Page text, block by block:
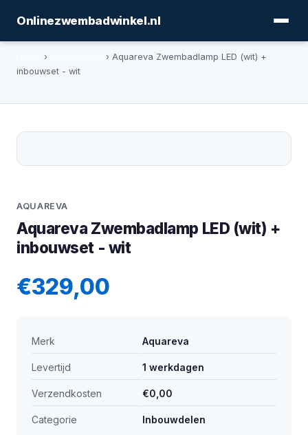
Onlinezwembadwinkel.nl
›
› Aquareva Zwembadlamp LED (wit) +
inbouwset - wit
AQUAREVA
Aquareva Zwembadlamp LED (wit) +
inbouwset - wit
€329,00
Merk Aquareva
Levertijd 1 werkdagen
Verzendkosten €0,00
Categorie Inbouwdelen